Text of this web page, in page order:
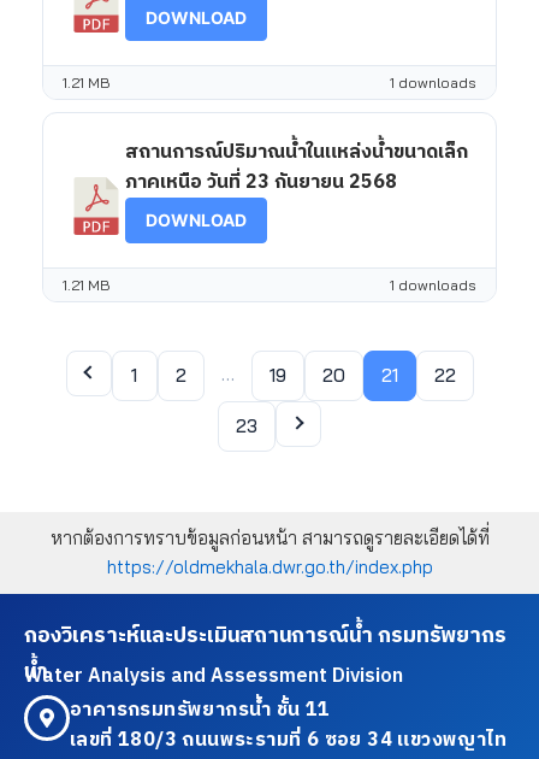
DOWNLOAD
1 downloads
1.21 MB
สถานการณ์ปริมาณน้ำในแหล่งน้ำขนาดเล็ก
ภาคเหนือ วันที่ 23 กันยายน 2568
DOWNLOAD
1 downloads
1.21 MB
1 2 … 19 20 21 22
23
หากต้องการทราบข้อมูลก่อนหน้า สามารถดูรายละเอียดได้ที่
https://oldmekhala.dwr.go.th/index.php
กองวิเคราะห์และประเมินสถานการณ์น้ำ กรมทรัพยากร
น้ำ
Water Analysis and Assessment Division
อาคารกรมทรัพยากรน้ำ ชั้น 11
เลขที่ 180/3 ถนนพระรามที่ 6 ซอย 34 แขวงพญาไท